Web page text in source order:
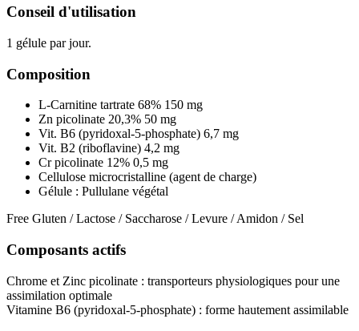
Conseil d'utilisation
1 gélule par jour.
Composition
L-Carnitine tartrate 68% 150 mg
Zn picolinate 20,3% 50 mg
Vit. B6 (pyridoxal-5-phosphate) 6,7 mg
Vit. B2 (riboflavine) 4,2 mg
Cr picolinate 12% 0,5 mg
Cellulose microcristalline (agent de charge)
Gélule : Pullulane végétal
Free Gluten / Lactose / Saccharose / Levure / Amidon / Sel
Composants actifs
Chrome et Zinc picolinate : transporteurs physiologiques pour une
assimilation optimale
Vitamine B6 (pyridoxal-5-phosphate) : forme hautement assimilable